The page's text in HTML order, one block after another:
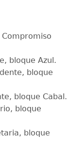
bloque Azul.
bloque
bloque Cabal.
bloque
bloque